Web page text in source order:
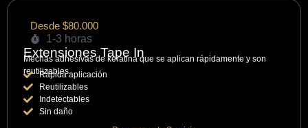
Desde $80.000
1-3 horas
Extensiones Tape In
Mechas adhesivas de keratina que se aplican rápidamente y son
reutilizables.
Rápida aplicación
Reutilizables
Indetectables
Sin daño